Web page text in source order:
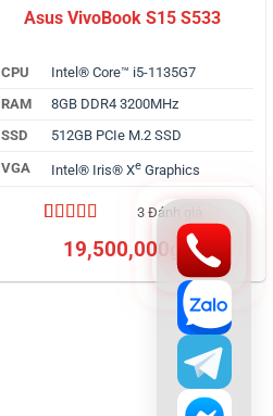
Asus VivoBook S15 S533
CPU
Intel® Core™ i5-1135G7
RAM
8GB DDR4 3200MHz
SSD
512GB PCIe M.2 SSD
VGA
Intel® Iris® XeGraphics
4.67 trên 5
dựa trên
3 Đánh giá
19,500,000 ₫